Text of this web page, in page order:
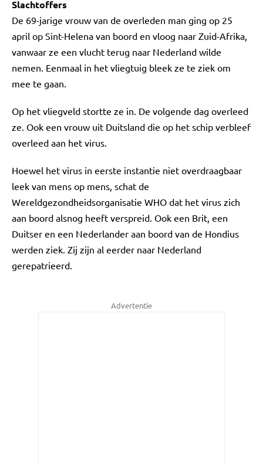
Slachtoffers
De 69-jarige vrouw van de overleden man ging op 25
april op Sint-Helena van boord en vloog naar Zuid-Afrika,
vanwaar ze een vlucht terug naar Nederland wilde
nemen. Eenmaal in het vliegtuig bleek ze te ziek om
mee te gaan.
Op het vliegveld stortte ze in. De volgende dag overleed
ze. Ook een vrouw uit Duitsland die op het schip verbleef
overleed aan het virus.
Hoewel het virus in eerste instantie niet overdraagbaar
leek van mens op mens, schat de
Wereldgezondheidsorganisatie WHO dat het virus zich
aan boord alsnog heeft verspreid. Ook een Brit, een
Duitser en een Nederlander aan boord van de Hondius
werden ziek. Zij zijn al eerder naar Nederland
gerepatrieerd.
Advertentie